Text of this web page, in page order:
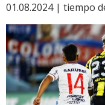
01.08.2024 | tiempo